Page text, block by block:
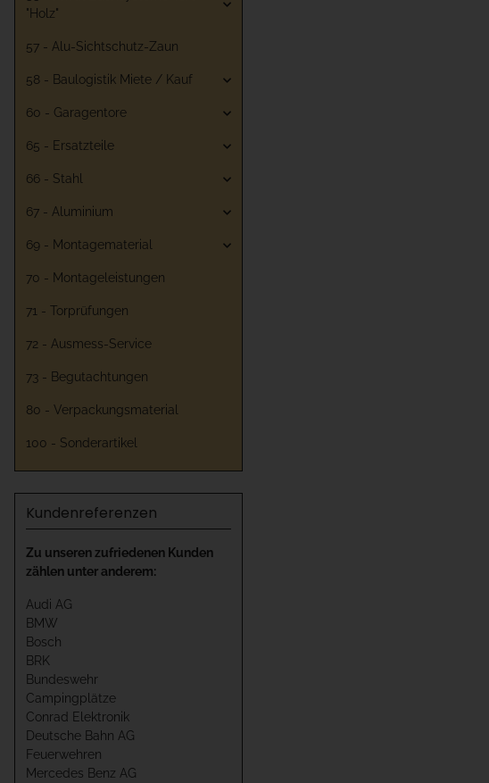
"Holz"
57 - Alu-Sichtschutz-Zaun
58 - Baulogistik Miete / Kauf
60 - Garagentore
65 - Ersatzteile
66 - Stahl
67 - Aluminium
69 - Montagematerial
70 - Montageleistungen
71 - Torprüfungen
72 - Ausmess-Service
73 - Begutachtungen
80 - Verpackungsmaterial
100 - Sonderartikel
Kundenreferenzen
Zu unseren zufriedenen Kunden
zählen unter anderem:
Audi AG
BMW
Bosch
BRK
Bundeswehr
Campingplätze
Conrad Elektronik
Deutsche Bahn AG
Feuerwehren
Mercedes Benz AG